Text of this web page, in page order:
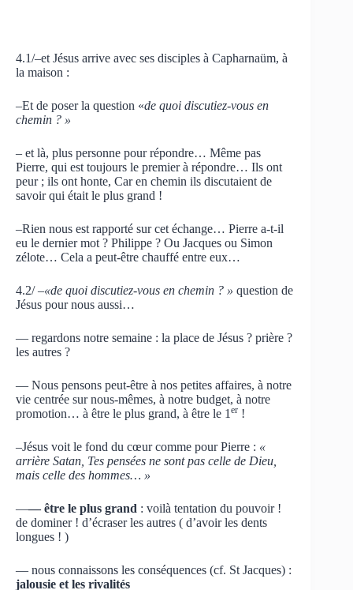
4.1/–et Jésus arrive avec ses disciples à Capharnaüm, à
la maison :
–Et de poser la question «de quoi discutiez-vous en
chemin ? »
– et là, plus personne pour répondre… Même pas
Pierre, qui est toujours le premier à répondre… Ils ont
peur ; ils ont honte, Car en chemin ils discutaient de
savoir qui était le plus grand !
–Rien nous est rapporté sur cet échange… Pierre a-t-il
eu le dernier mot ? Philippe ? Ou Jacques ou Simon
zélote… Cela a peut-être chauffé entre eux…
4.2/–«de quoi discutiez-vous en chemin ? » question de
Jésus pour nous aussi…
— regardons notre semaine : la place de Jésus ? prière ?
les autres ?
— Nous pensons peut-être à nos petites affaires, à notre
vie centrée sur nous-mêmes, à notre budget, à notre
promotion… à être le plus grand, à être le 1 er !
–Jésus voit le fond du cœur comme pour Pierre : «
arrière Satan, Tes pensées ne sont pas celle de Dieu,
mais celle des hommes… »
—— être le plus grand : voilà tentation du pouvoir !
de dominer ! d’écraser les autres ( d’avoir les dents
longues ! )
— nous connaissons les conséquences (cf. St Jacques) :
jalousie et les rivalités